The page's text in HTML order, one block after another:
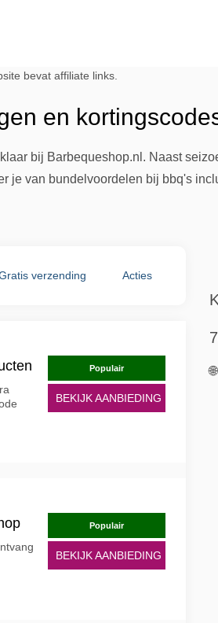
bevat affiliate links.
en
bij Barbequeshop.nl. Naast
je van bundelvoordelen bij bbq's
verzending Acties
Populair
BEKIJK AANBIEDING
Populair
BEKIJK AANBIEDING
🌐